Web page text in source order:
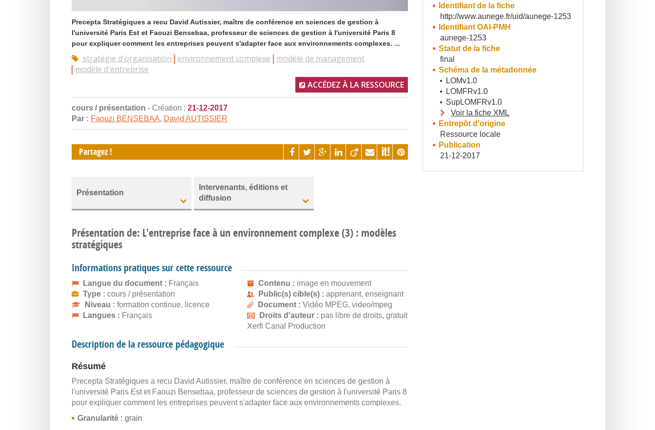
Precepta Stratégiques a recu David Autissier, maître de conférence en sciences de gestion à
l'université Paris Est et Faouzi Bensebaa, professeur de sciences de gestion à l'université Paris 8
pour expliquer comment les entreprises peuvent s'adapter face aux environnements complexes. ...
stratégie d'organisation environnement complexe
modèle de management
modèle d'entreprise
ACCÉDEZ À LA RESSOURCE
cours / présentation - Création : 21-12-2017
Par : Faouzi BENSEBAA, David AUTISSIER
Partagez !
Présentation
Intervenants, éditions et
diffusion
Présentation de: L'entreprise face à un environnement complexe (3) : modèles
stratégiques
Informations pratiques sur cette ressource
Langue du document : Français
Type : cours / présentation
Niveau : formation continue, licence
Langues : Français
Contenu : image en mouvement
Public(s) cible(s) : apprenant, enseignant
Document : Vidéo MPEG, video/mpeg
Droits d'auteur : pas libre de droits, gratuit
Xerfi Canal Production
Description de la ressource pédagogique
Résumé
Precepta Stratégiques a recu David Autissier, maître de conférence en sciences de gestion à
l'université Paris Est et Faouzi Bensebaa, professeur de sciences de gestion à l'université Paris 8
pour expliquer comment les entreprises peuvent s'adapter face aux environnements complexes.
Granularité : grain
Identifiant de la fiche
http://www.aunege.fr/uid/aunege-1253
Identifiant OAI-PMH
aunege-1253
Statut de la fiche
final
Schéma de la métadonnée
LOMv1.0
LOMFRv1.0
SupLOMFRv1.0
Voir la fiche XML
Entrepôt d'origine
Ressource locale
Publication
21-12-2017